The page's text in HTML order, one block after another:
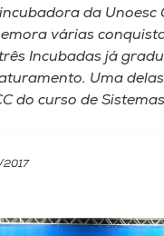
da Unoesc
várias
Incubadas já
Uma
do curso de